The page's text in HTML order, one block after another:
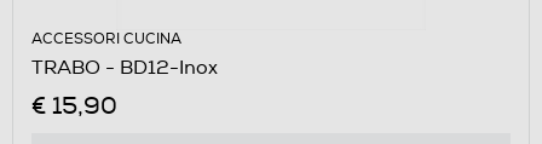
ACCESSORI CUCINA
TRABO - BD12-Inox
€ 15,90